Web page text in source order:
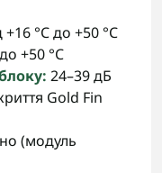
+16 °C до +50 °C
+50 °C
24–39 дБ
Gold Fin
(модуль